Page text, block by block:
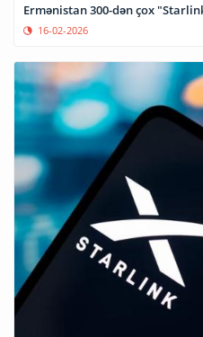
Ermənistan 300-dən çox
16-02-2026